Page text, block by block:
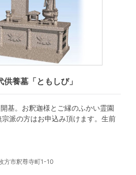
養墓「ともしび」
基。お釈迦様とご縁のふかい霊園
派の方はお申込み頂けます。生前
方市釈尊寺町1-10